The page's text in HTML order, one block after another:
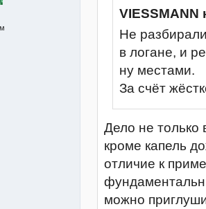
VIESSMANN
Не
в логане, и
ну местами.
За счёт
Дело не только
кроме капель
отличие к
можно